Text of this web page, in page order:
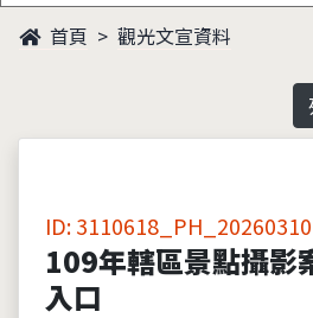
首頁 觀光文宣資料
ID: 3110618_PH_20260310
109年轄區景點攝影
入口